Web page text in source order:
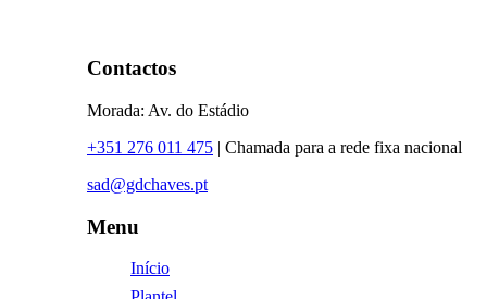
Contactos
Morada: Av. do Estádio
+351 276 011 475 | Chamada para a rede fixa nacional
sad@gdchaves.pt
Menu
Início